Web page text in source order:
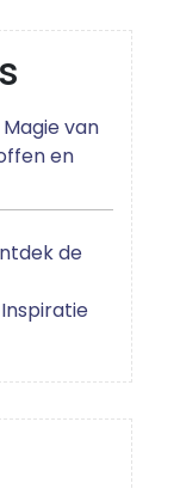
van
en
de